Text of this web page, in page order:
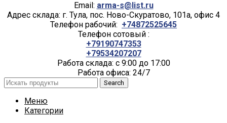
Email: arma-s@list.ru
Адрес склада: г. Тула, пос. Ново-Скуратово, 101а, офис 4
Телефон рабочий: +74872525645
Телефон сотовый :
+79190747353
+79534207207
Работа склада: с 9:00 до 17:00
Работа офиса: 24/7
Search
Меню
Категории